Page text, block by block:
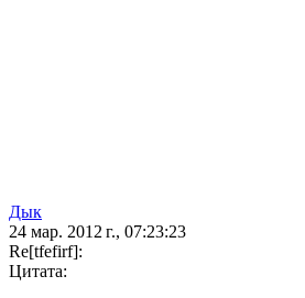
Дык
24 мар. 2012 г., 07:23:23
Re[tfefirf]:
Цитата: